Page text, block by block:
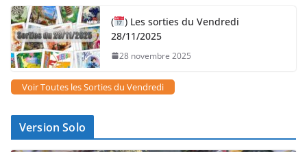
(
) Les sorties du Vendredi
28/11/2025
28 novembre 2025
Voir Toutes les Sorties du Vendredi
Version Solo